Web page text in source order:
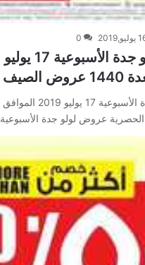
0
عروض لولو جدة الأسبوعية 17…